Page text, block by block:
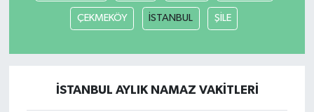
ÇEKMEKÖY İSTANBUL ŞİLE
İSTANBUL AYLIK NAMAZ VAKITLERI